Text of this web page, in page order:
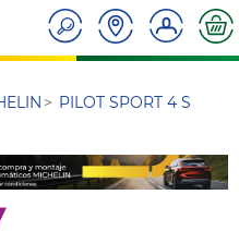
PILOT SPORT 4 S